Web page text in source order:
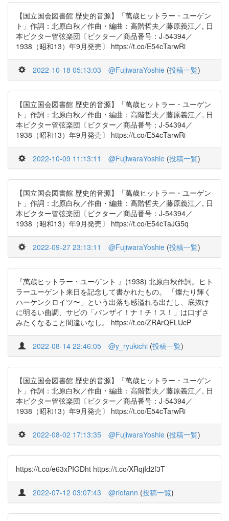
【国立国会図書館 歴史的音源】「萬歳ヒットラー・ユーゲン
ト」作詞：北原白秋／作曲・編曲：高階哲夫／藤原義江／, 日
本ビクター管弦楽団〔ビクター／商品番号：J-54394／
1938（昭和13）年9月発売〕 https://t.co/E54cTarwRi
2022-10-18 05:13:03 @FujiwaraYoshie (投稿一覧)
【国立国会図書館 歴史的音源】「萬歳ヒットラー・ユーゲン
ト」作詞：北原白秋／作曲・編曲：高階哲夫／藤原義江／, 日
本ビクター管弦楽団〔ビクター／商品番号：J-54394／
1938（昭和13）年9月発売〕 https://t.co/E54cTarwRi
2022-10-09 11:13:11 @FujiwaraYoshie (投稿一覧)
【国立国会図書館 歴史的音源】「萬歳ヒットラー・ユーゲン
ト」作詞：北原白秋／作曲・編曲：高階哲夫／藤原義江／, 日
本ビクター管弦楽団〔ビクター／商品番号：J-54394／
1938（昭和13）年9月発売〕 https://t.co/E54cTaJG5q
2022-09-27 23:13:11 @FujiwaraYoshie (投稿一覧)
『萬歳ヒットラー・ユーゲント 』(1938) 北原白秋作詞。ヒト
ラーユーゲント来日を記念して書かれたもの。 「燦たり輝く
ハーケンクロイツ〜」という出落ち感溢れる出だし、底抜け
に明るい曲調、サビの「バンザイ！ナ！チ！ス！」は口ずさ
みたくなること間違いなし。 https://t.co/ZRArQFLUcP
2022-08-14 22:46:05 @y_ryukichi (投稿一覧)
【国立国会図書館 歴史的音源】「萬歳ヒットラー・ユーゲン
ト」作詞：北原白秋／作曲・編曲：高階哲夫／藤原義江／, 日
本ビクター管弦楽団〔ビクター／商品番号：J-54394／
1938（昭和13）年9月発売〕 https://t.co/E54cTarwRi
2022-08-02 17:13:35 @FujiwaraYoshie (投稿一覧)
https://t.co/e63xPIGDht https://t.co/XRqjId2f3T
2022-07-12 03:07:43 @riotann (投稿一覧)